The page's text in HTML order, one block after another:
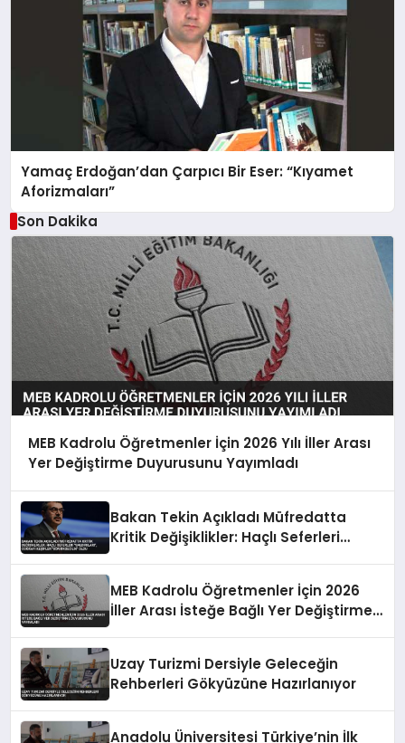
Yamaç Erdoğan’dan Çarpıcı Bir Eser: “Kıyamet
Aforizmaları”
Son Dakika
MEB Kadrolu Öğretmenler İçin 2026 Yılı İller Arası
Yer Değiştirme Duyurusunu Yayımladı
Bakan Tekin Açıkladı Müfredatta
Kritik Değişiklikler: Haçlı Seferleri
MEB Kadrolu Öğretmenler İçin 2026
İller Arası İsteğe Bağlı Yer Değiştirme
Uzay Turizmi Dersiyle Geleceğin
Rehberleri Gökyüzüne Hazırlanıyor
Anadolu Üniversitesi Türkiye’nin İlk